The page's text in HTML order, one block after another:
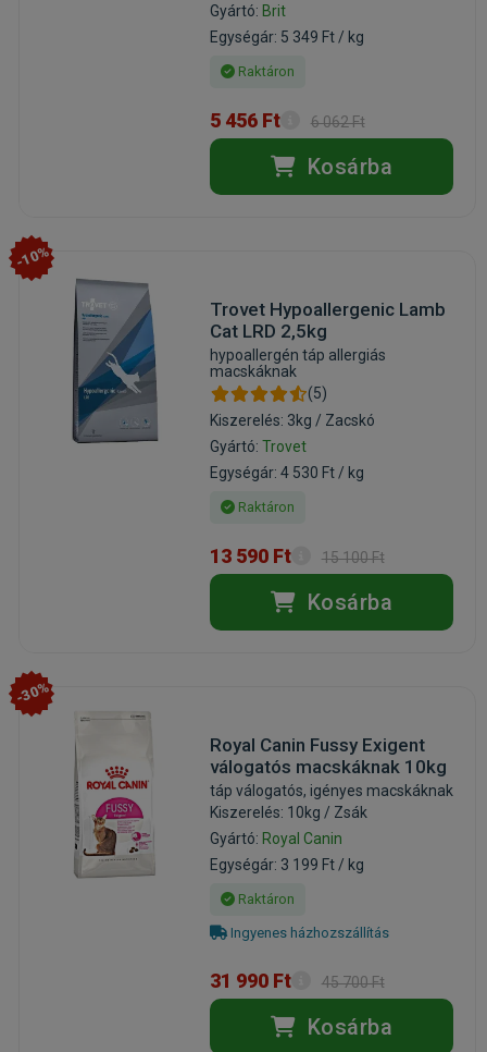
Gyártó: Brit
Egységár: 5 349 Ft / kg
Raktáron
5 456 Ft 6 062 Ft
Kosárba
-10%
Trovet Hypoallergenic Lamb
Cat LRD 2,5kg
hypoallergén táp allergiás
macskáknak
(5)
Kiszerelés: 3kg / Zacskó
Gyártó: Trovet
Egységár: 4 530 Ft / kg
Raktáron
13 590 Ft 15 100 Ft
Kosárba
-30%
Royal Canin Fussy Exigent
válogatós macskáknak 10kg
táp válogatós, igényes macskáknak
Kiszerelés: 10kg / Zsák
Gyártó: Royal Canin
Egységár: 3 199 Ft / kg
Raktáron
Ingyenes házhozszállítás
31 990 Ft 45 700 Ft
Kosárba